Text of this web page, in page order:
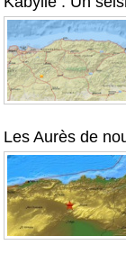
Les Aurès de